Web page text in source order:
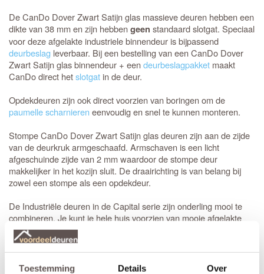
Toestemming Details Over
De CanDo Dover Zwart Satijn glas massieve deuren hebben een
dikte van 38 mm en zijn hebbengeen standaard slotgat. Speciaal
voor deze afgelakte industriele binnendeur is bijpassend
deurbeslag leverbaar. Bij een bestelling van een CanDo Dover
Zwart Satijn glas binnendeur + eendeurbeslagpakket maakt
CanDo direct hetslotgat in de deur.
Opdekdeuren zijn ook direct voorzien van boringen om de
paumelle scharnieren eenvoudig en snel te kunnen monteren.
Stompe CanDo Dover Zwart Satijn glas deuren zijn aan de zijde
van de deurkruk armgeschaafd. Armschaven is een licht
afgeschuinde zijde van 2 mm waardoor de stompe deur
makkelijker in het kozijn sluit. De draairichting is van belang bij
zowel een stompe als een opdekdeur.
De Industriële deuren in de Capital serie zijn onderling mooi te
combineren. Je kunt je hele huis voorzien van mooie afgelakte
zwarte deurendie perfect bij elkaar passen. Deze deur past goed
bij de dichte deurCanDo Oklahoma,
freeslijndeurenCanDo Austinen deCanDo Jefferson. Liever
deze deur in het wit, kijk dan bij deCanDo Dover Wit.